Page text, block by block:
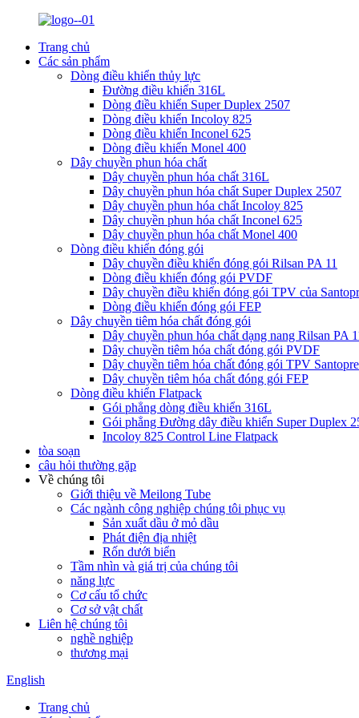
Trang chủ
Các sản phẩm
Dòng điều khiển thủy lực
Đường điều khiển 316L
Dòng điều khiển Super Duplex 2507
Dòng điều khiển Incoloy 825
Dòng điều khiển Inconel 625
Dòng điều khiển Monel 400
Dây chuyền phun hóa chất
Dây chuyền phun hóa chất 316L
Dây chuyền phun hóa chất Super Duplex 2507
Dây chuyền phun hóa chất Incoloy 825
Dây chuyền phun hóa chất Inconel 625
Dây chuyền phun hóa chất Monel 400
Dòng điều khiển đóng gói
Dây chuyền điều khiển đóng gói Rilsan PA 11
Dòng điều khiển đóng gói PVDF
Dây chuyền điều khiển đóng gói TPV của
Dòng điều khiển đóng gói FEP
Dây chuyền tiêm hóa chất đóng gói
Dây chuyền phun hóa chất dạng nang Rilsan PA
Dây chuyền tiêm hóa chất đóng gói PVDF
Dây chuyền tiêm hóa chất đóng gói TPV
Dây chuyền tiêm hóa chất đóng gói FEP
Dòng điều khiển Flatpack
Gói phẳng dòng điều khiển 316L
Gói phẳng Đường dây điều khiển Super Duplex
Incoloy 825 Control Line Flatpack
tòa soạn
câu hỏi thường gặp
Về chúng tôi
Giới thiệu về Meilong Tube
Các ngành công nghiệp chúng tôi phục vụ
Sản xuất dầu ở mỏ dầu
Phát điện địa nhiệt
Rốn dưới biển
Tầm nhìn và giá trị của chúng tôi
năng lực
Cơ cấu tổ chức
Cơ sở vật chất
Liên hệ chúng tôi
nghề nghiệp
thương mại
English
Trang chủ